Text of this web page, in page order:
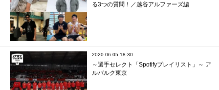
る3つの質問！／越谷アルファーズ編
2020.06.05 18:30
～選手セレクト「Spotifyプレイリスト」～ ア
ルバルク東京